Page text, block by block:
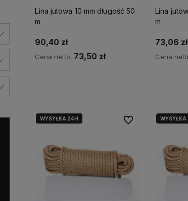
💬 Fachowe doradztwo –
nasz zespół to praktycy z
🔒 Bezpieczne zakupy
online – zapewniamy
✅
–
Lina jutowa 10 mm długość 50
m
90,40 zł
Cena netto: 73,50 zł
Lina
m
73,06 zł
Cena
WYSYŁKA 24H Do ulubionychWYSYŁKA